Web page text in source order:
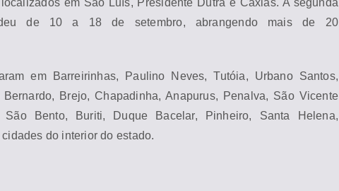
de 10 a 18 de setembro, abrangendo mais de 20
em Barreirinhas, Paulino Neves, Tutóia, Urbano Santos,
Brejo, Chapadinha, Anapurus, Penalva, São Vicente
Bento, Buriti, Duque Bacelar, Pinheiro, Santa Helena,
do interior do estado.